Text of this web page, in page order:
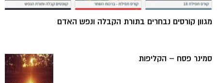
מגוון קורסים נבחרים בתורת הקבלה ונפש האדם
סמינר פסח – הקליפות